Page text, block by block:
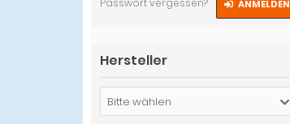
Passwort vergessen? ANMELDEN
Hersteller
Bitte wählen